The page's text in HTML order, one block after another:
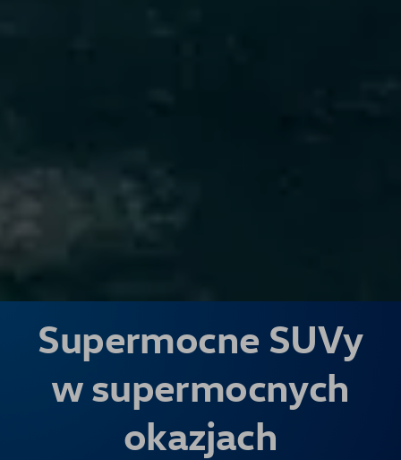
Supermocne SUVy
w supermocnych
okazjach